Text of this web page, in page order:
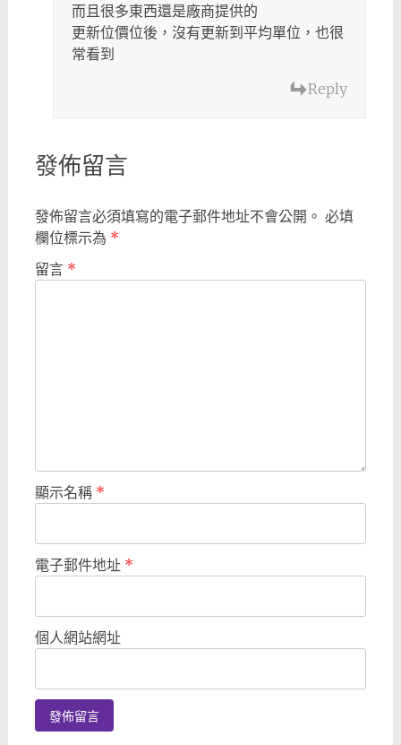
而且很多東西還是廠商提供的
更新位價位後，沒有更新到平均單位，也很
常看到
Reply
發佈留言
發佈留言必須填寫的電子郵件地址不會公開。 必填
欄位標示為 *
留言 *
顯示名稱 *
電子郵件地址 *
個人網站網址